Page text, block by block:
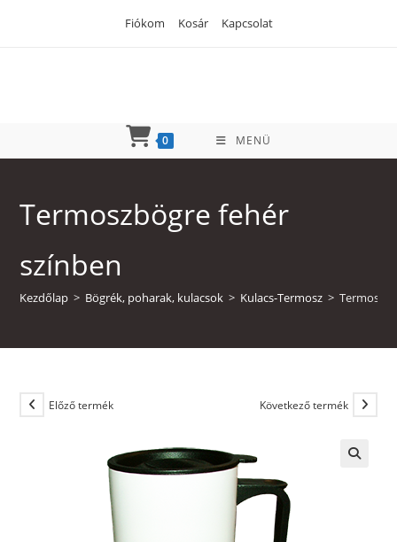
Fiókom Kosár Kapcsolat
0 MENÜ
Termoszbögre fehér
színben
Kezdőlap > Bögrék, poharak, kulacsok > Kulacs-Termosz >
Előző termék Következő termék